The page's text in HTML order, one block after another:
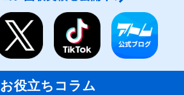
お役立ちコラム